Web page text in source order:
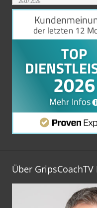
Über